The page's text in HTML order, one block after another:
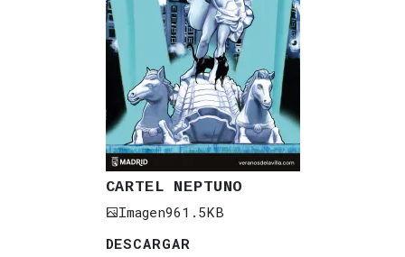
CARTEL NEPTUNO
Imagen961.5KB
DESCARGAR